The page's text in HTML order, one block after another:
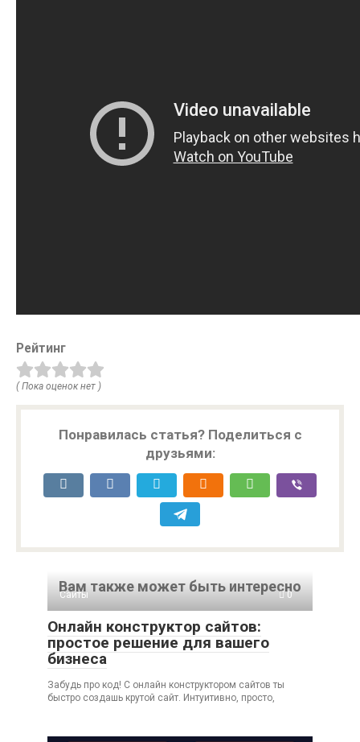
Рейтинг
( Пока оценок нет )
Понравилась статья? Поделиться с
друзьями:
Вам также может быть интересно
Сайты 0
Онлайн конструктор сайтов:
простое решение для вашего
бизнеса
Забудь про код! С онлайн конструктором сайтов ты
быстро создашь крутой сайт. Интуитивно, просто,